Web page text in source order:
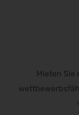
Mieten Sie